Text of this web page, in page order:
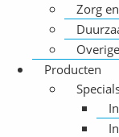
Zorg
Producten